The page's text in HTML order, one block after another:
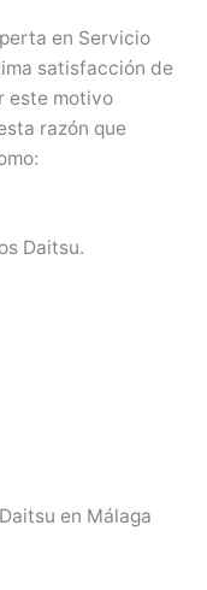
en Servicio
satisfacción de
este motivo
razón que
Daitsu.
en Málaga